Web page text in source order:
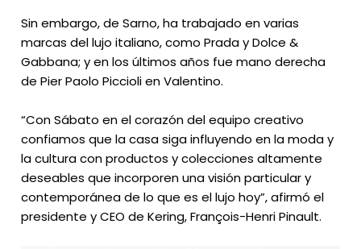
Sin embargo, de Sarno, ha trabajado en varias
marcas del lujo italiano, como Prada y Dolce &
Gabbana; y en los últimos años fue mano derecha
de Pier Paolo Piccioli en Valentino.
“Con Sábato en el corazón del equipo creativo
confiamos que la casa siga influyendo en la moda y
la cultura con productos y colecciones altamente
deseables que incorporen una visión particular y
contemporánea de lo que es el lujo hoy”, afirmó el
presidente y CEO de Kering, François-Henri Pinault.